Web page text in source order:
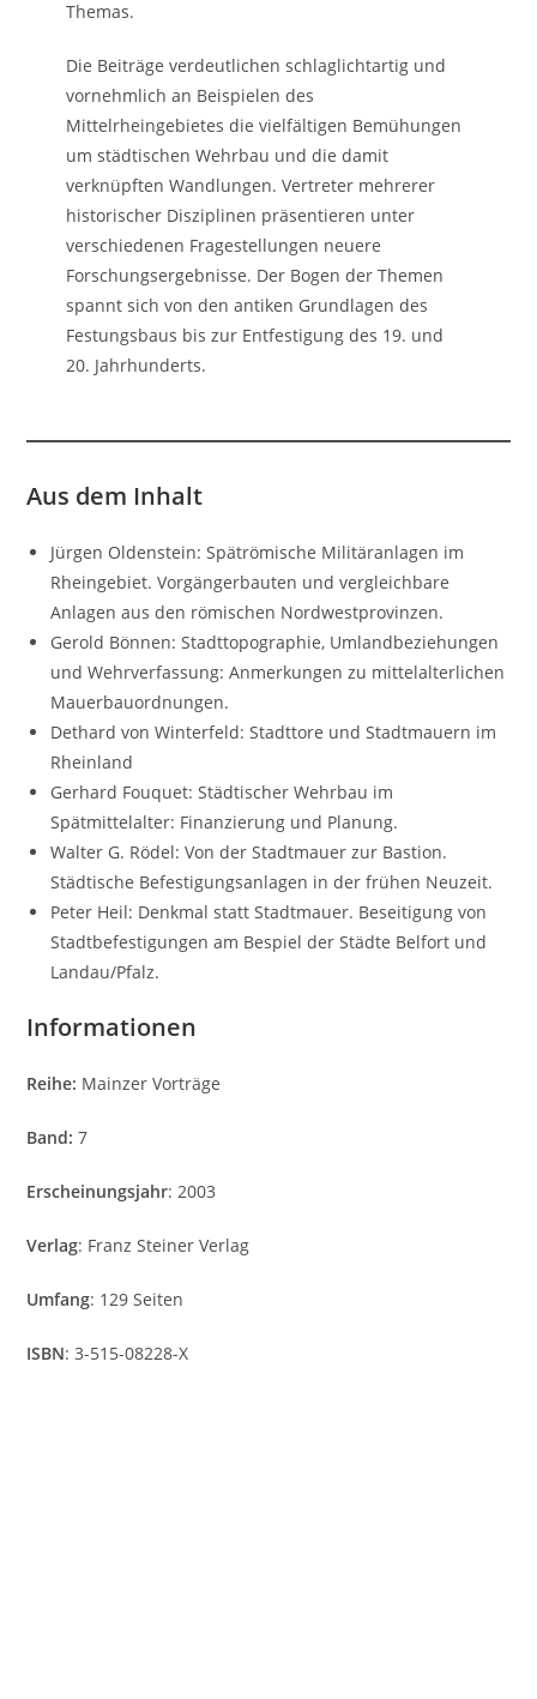
Themas.
Die Beiträge verdeutlichen schlaglichtartig und
vornehmlich an Beispielen des
Mittelrheingebietes die vielfältigen Bemühungen
um städtischen Wehrbau und die damit
verknüpften Wandlungen. Vertreter mehrerer
historischer Disziplinen präsentieren unter
verschiedenen Fragestellungen neuere
Forschungsergebnisse. Der Bogen der Themen
spannt sich von den antiken Grundlagen des
Festungsbaus bis zur Entfestigung des 19. und
20. Jahrhunderts.
Aus dem Inhalt
Jürgen Oldenstein: Spätrömische Militäranlagen im
Rheingebiet. Vorgängerbauten und vergleichbare
Anlagen aus den römischen Nordwestprovinzen.
Gerold Bönnen: Stadttopographie, Umlandbeziehungen
und Wehrverfassung: Anmerkungen zu mittelalterlichen
Mauerbauordnungen.
Dethard von Winterfeld: Stadttore und Stadtmauern im
Rheinland
Gerhard Fouquet: Städtischer Wehrbau im
Spätmittelalter: Finanzierung und Planung.
Walter G. Rödel: Von der Stadtmauer zur Bastion.
Städtische Befestigungsanlagen in der frühen Neuzeit.
Peter Heil: Denkmal statt Stadtmauer. Beseitigung von
Stadtbefestigungen am Bespiel der Städte Belfort und
Landau/Pfalz.
Informationen
Reihe: Mainzer Vorträge
Band: 7
Erscheinungsjahr: 2003
Verlag: Franz Steiner Verlag
Umfang: 129 Seiten
ISBN: 3-515-08228-X